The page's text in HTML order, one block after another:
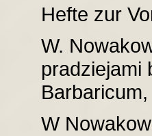
Hefte zur
W.
pradziejami
W